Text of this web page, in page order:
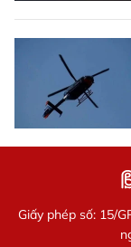
Giấy phép số: 15/